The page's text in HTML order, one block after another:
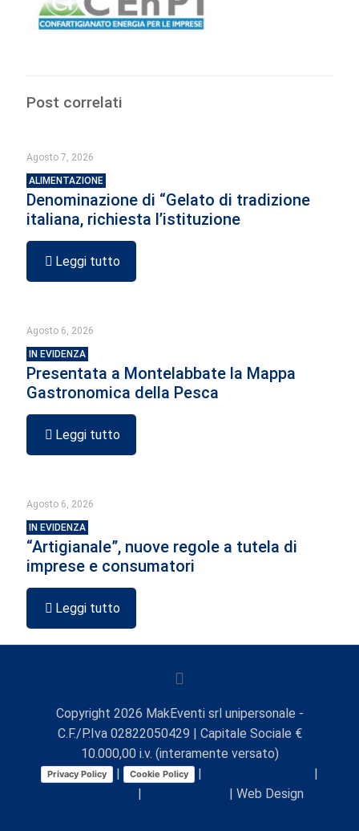
Post correlati
Agosto 7, 2026
ALIMENTAZIONE
Denominazione di “Gelato di tradizione
italiana, richiesta l’istituzione
Leggi tutto
Agosto 6, 2026
IN EVIDENZA
Presentata a Montelabbate la Mappa
Gastronomica della Pesca
Leggi tutto
Agosto 6, 2026
IN EVIDENZA
“Artigianale”, nuove regole a tutela di
imprese e consumatori
Leggi tutto
Copyright 2026 MakEventi srl unipersonale -
C.F./P.Iva 02822050429 | Capitale Sociale €
10.000,00 i.v. (interamente versato)
Privacy Policy | Cookie Policy |
|
|
| Web Design